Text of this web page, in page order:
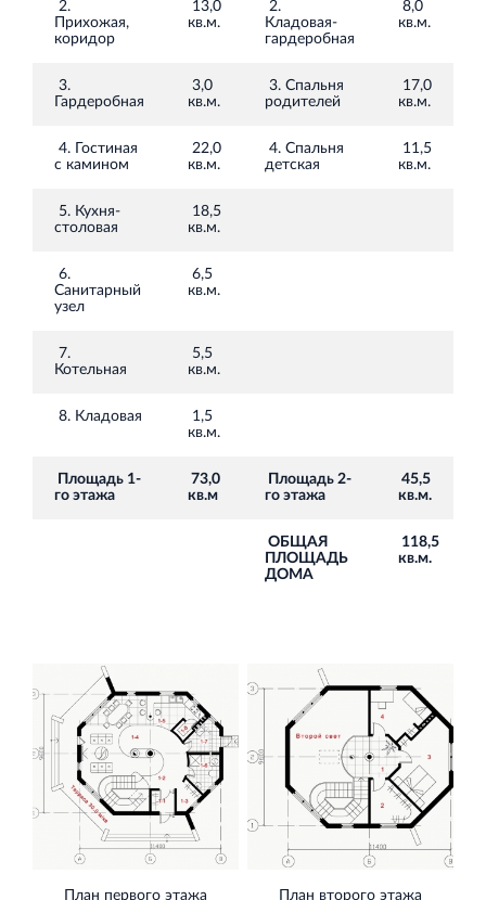
Кингисеппе
Современный торговый комплекс в центре города
2.
Прихожая,
коридор
13,0
кв.м.
2.
Кладовая-
гардеробная
8,0
кв.м.
3.
Гардеробная
3,0
кв.м.
3. Спальня
родителей
17,0
кв.м.
4. Гостиная
с камином
22,0
кв.м.
4. Спальня
детская
11,5
кв.м.
5. Кухня-
столовая
18,5
кв.м.
6.
Санитарный
узел
6,5
кв.м.
7.
Котельная
5,5
кв.м.
8. Кладовая
1,5
кв.м.
Площадь 1-
го этажа
73,0
кв.м
Площадь 2-
го этажа
45,5
кв.м.
ОБЩАЯ
ПЛОЩАДЬ
ДОМА
118,5
кв.м.
План первого этажа План второго этажа